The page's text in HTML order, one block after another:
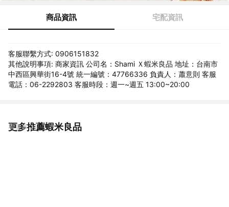
商品資訊 宅配資訊
客服聯繫方式: 0906151832
其他說明事項: 商家資訊 公司名：Shami Ｘ蝦米良品 地址：台南市
中西區興華街16-4號 統一編號：47766336 負責人：蕭意則 客服
電話：06-2292803 客服時段：週一~週五 13:00~20:00
更多推薦蝦米良品
看更多